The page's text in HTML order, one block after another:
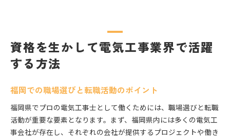
資格を生かして電気工事業界で活躍
する方法
福岡での職場選びと転職活動のポイント
福岡県でプロの電気工事士として働くためには、職場選びと転職
活動が重要な要素となります。まず、福岡県内には多くの電気工
事会社が存在し、それぞれの会社が提供するプロジェクトや働き